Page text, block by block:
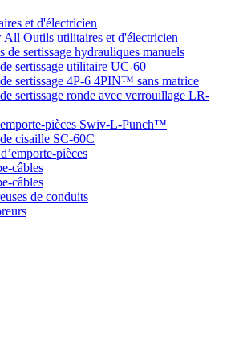
et d'électricien
All Outils utilitaires et d'électricien
de sertissage hydrauliques manuels
sertissage utilitaire UC-60
sertissage 4P-6 4PIN™ sans matrice
sertissage ronde avec verrouillage LR-
pièces Swiv-L-Punch™
cisaille SC-60C
pièces
câbles
câbles
de conduits